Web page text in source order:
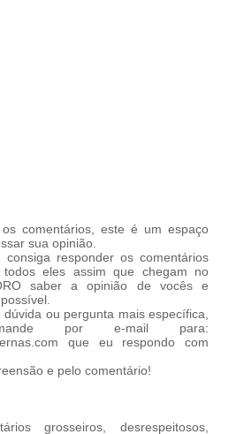
comentários, este é um espaço
sua opinião.
responder os comentários
todos eles assim que chegam no
saber a opinião de vocês e
ou pergunta mais específica,
por e-mail para:
que eu respondo com
e pelo comentário!
grosseiros, desrespeitosos,